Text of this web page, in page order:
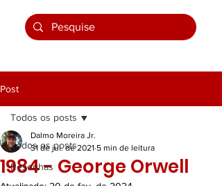
Post
Todos os posts
Resenhas
Todos os posts
1984 - George Orwell
Dalmo Moreira Jr.
31 de jul. de 2021 5 min de leitura